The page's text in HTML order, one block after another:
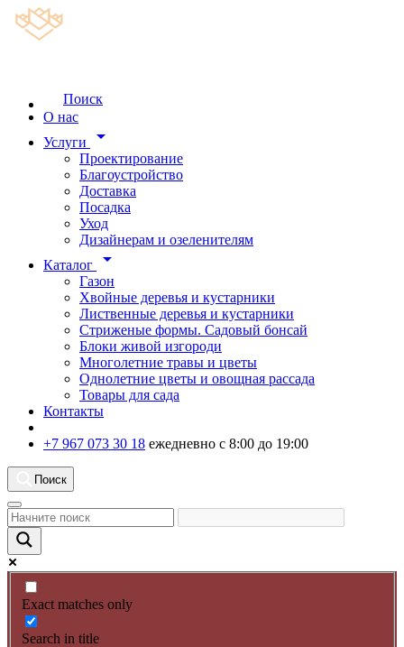
Поиск
О нас
Услуги
arrow_drop_down
Проектирование
Благоустройство
Доставка
Посадка
Уход
Дизайнерам и озеленителям
Каталог
arrow_drop_down
Газон
Хвойные деревья и кустарники
Лиственные деревья и кустарники
Стриженые формы. Садовый бонсай
Блоки живой изгороди
Многолетние травы и цветы
Однолетние цветы и овощная рассада
Товары для сада
Контакты
+7 967 073 30 18 ежедневно с 8:00 до 19:00
Поиск
Exact matches only
Search in title